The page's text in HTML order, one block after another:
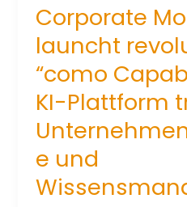
Corporate
launcht
“como
KI-Plattform
e und